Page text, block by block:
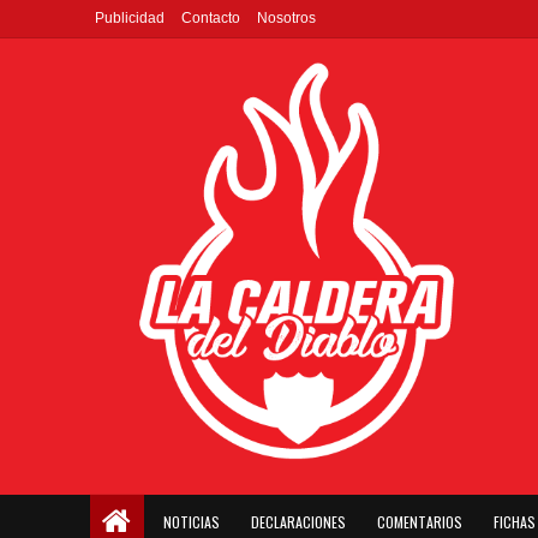
Publicidad Contacto Nosotros
NOTICIAS DECLARACIONES COMENTARIOS FICHAS